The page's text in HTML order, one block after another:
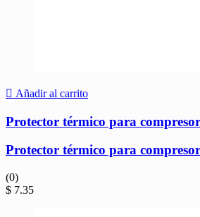
Añadir al carrito
Protector térmico para
Protector térmico para
(0)
$ 7.35